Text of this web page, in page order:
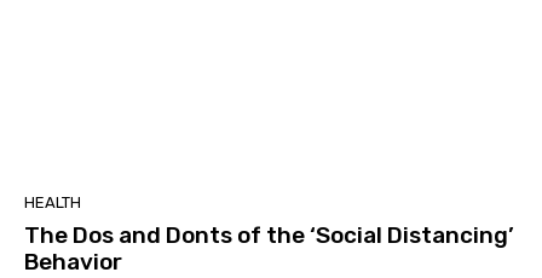
HEALTH
The Dos and Donts of the ‘Social Distancing’
Behavior